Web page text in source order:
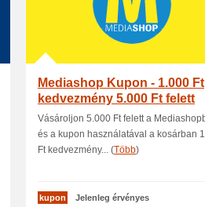
Mediashop Kupon - 1.000 Ft
kedvezmény 5.000 Ft felett
Vásároljon 5.000 Ft felett a
és a kupon használatával a kosárban
Ft kedvezmény... (Több)
kupon Jelenleg érvényes